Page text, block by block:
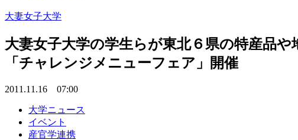
大妻女子大学
大妻女子大学の学生らが東北６県の特産品
「チャレンジメニューフェア」開催
2011.11.16 07:00
大学ニュース
イベント
産官学連携